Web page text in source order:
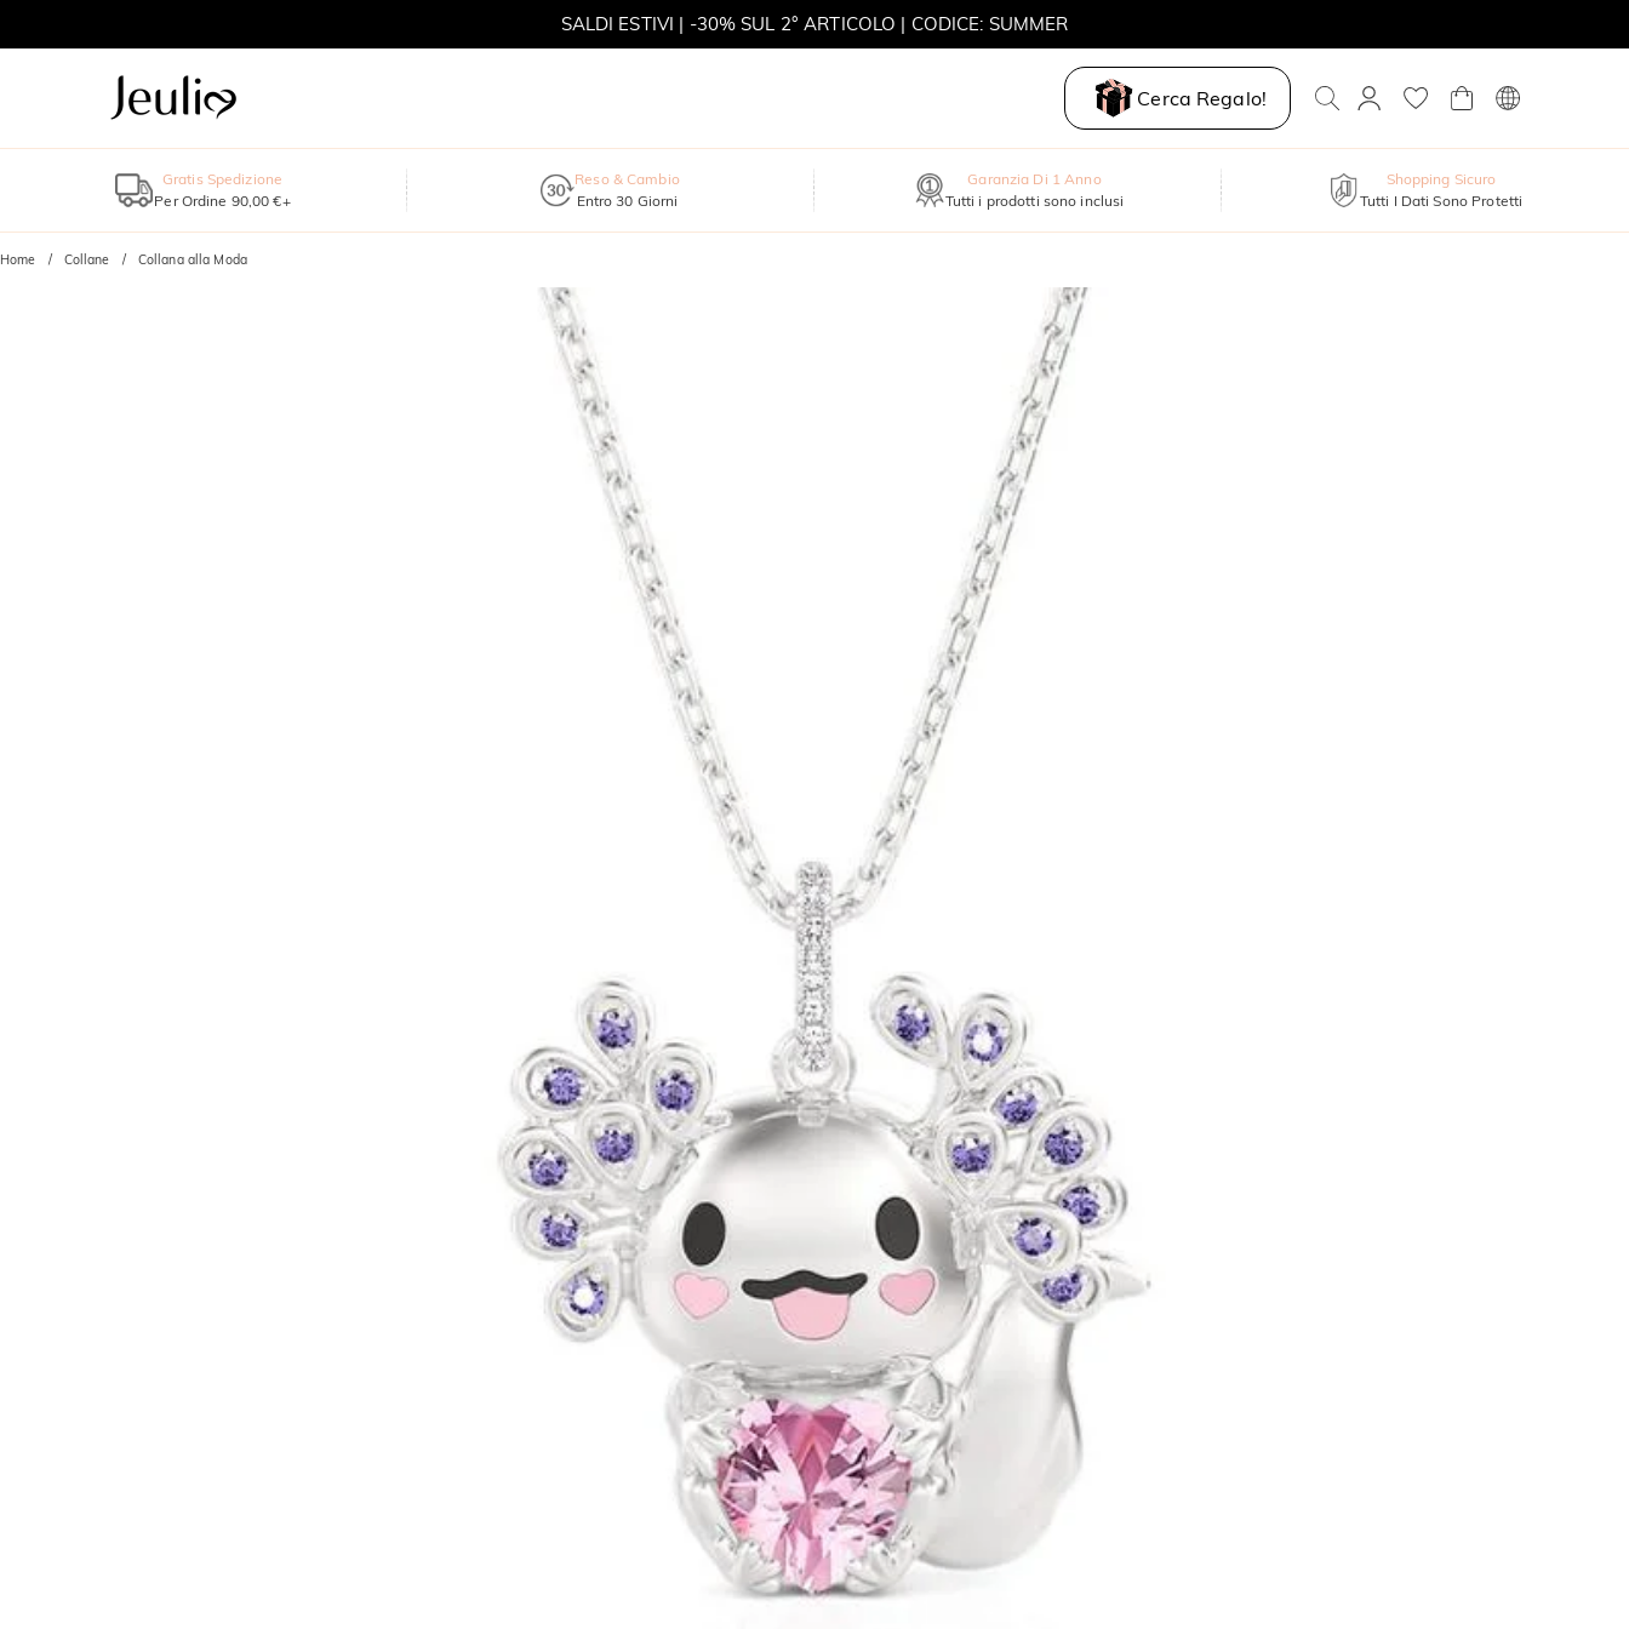
SALDI ESTIVI | -30% SUL 2° ARTICOLO | CODICE: SUMMER
Cerca Regalo!
Gratis Spedizione
Per Ordine 90,00 €+
Reso & Cambio
Entro 30 Giorni
Garanzia Di 1 Anno
Tutti i prodotti sono inclusi
Shopping Sicuro
Tutti I Dati Sono Protetti
Home Collane Collana alla Moda